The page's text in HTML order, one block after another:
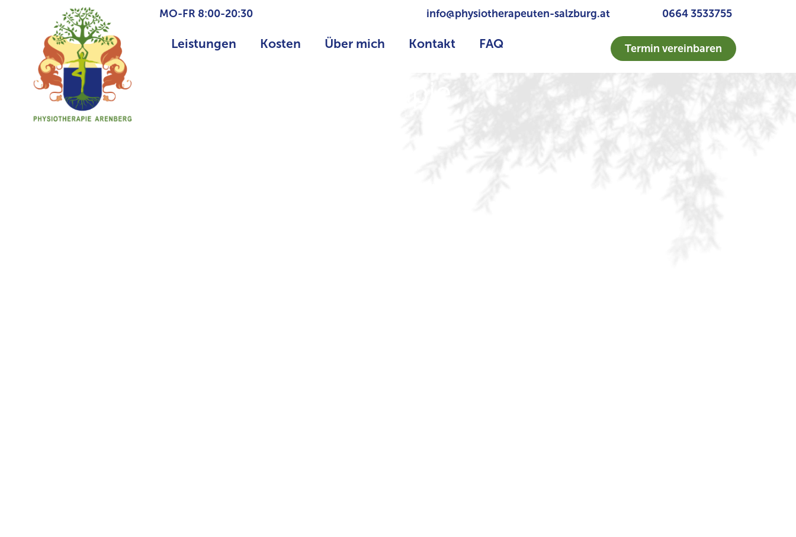
MO-FR 8:00-20:30 info@physiotherapeuten-salzburg.at 0664 3533755
Leistungen Kosten Über mich Kontakt FAQ Termin vereinbaren
Craniosacral Therapie